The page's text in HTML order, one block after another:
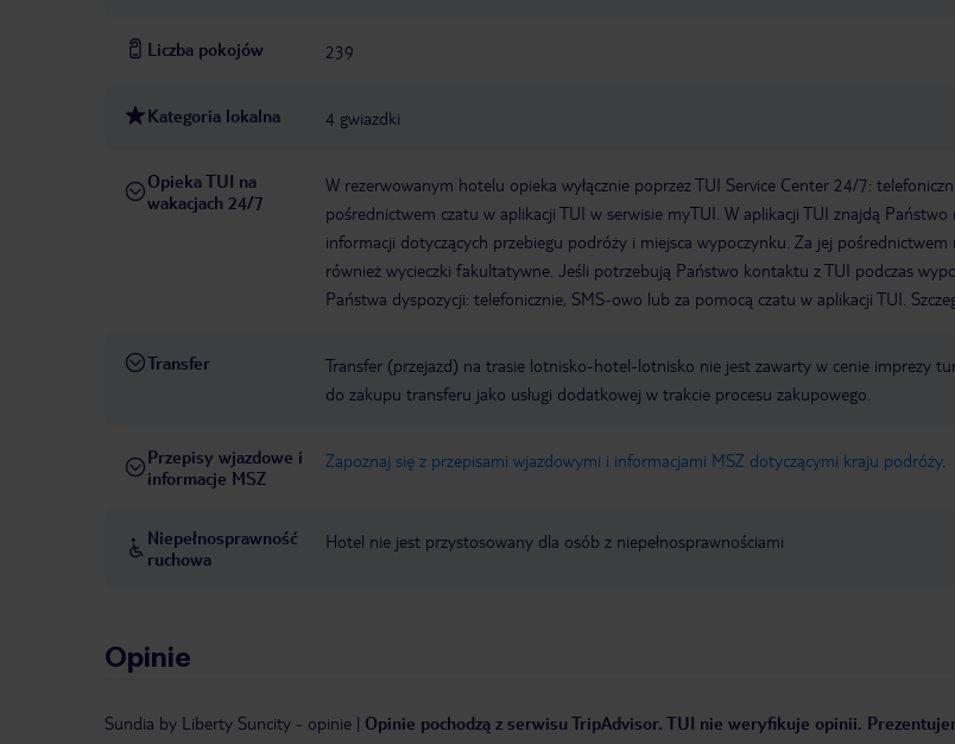
Liczba pokojów 239
Kategoria lokalna 4 gwiazdki
Opieka TUI na
wakacjach 24/7
W rezerwowanym hotelu opieka wyłącznie poprzez TUI Service Center 24/7:
pośrednictwem czatu w aplikacji TUI w serwisie myTUI. W aplikacji TUI znajdą
informacji dotyczących przebiegu podróży i miejsca wypoczynku. Za jej pośrednictwem
również wycieczki fakultatywne. Jeśli potrzebują Państwo kontaktu z TUI podczas
Państwa dyspozycji: telefonicznie, SMS-owo lub za pomocą czatu w aplikacji TUI.
Transfer
Transfer (przejazd) na trasie lotnisko-hotel-lotnisko nie jest zawarty w cenie imprezy
do zakupu transferu jako usługi dodatkowej w trakcie procesu zakupowego.
Przepisy wjazdowe i
informacje MSZ
Zapoznaj się z przepisami wjazdowymi i informacjami MSZ dotyczącymi kraju podróży.
Niepełnosprawność
ruchowa
Hotel nie jest przystosowany dla osób z niepełnosprawnościami
Opinie
Sundia by Liberty Suncity - opinie | Opinie pochodzą z serwisu TripAdvisor. TUI nie weryfikuje opinii.